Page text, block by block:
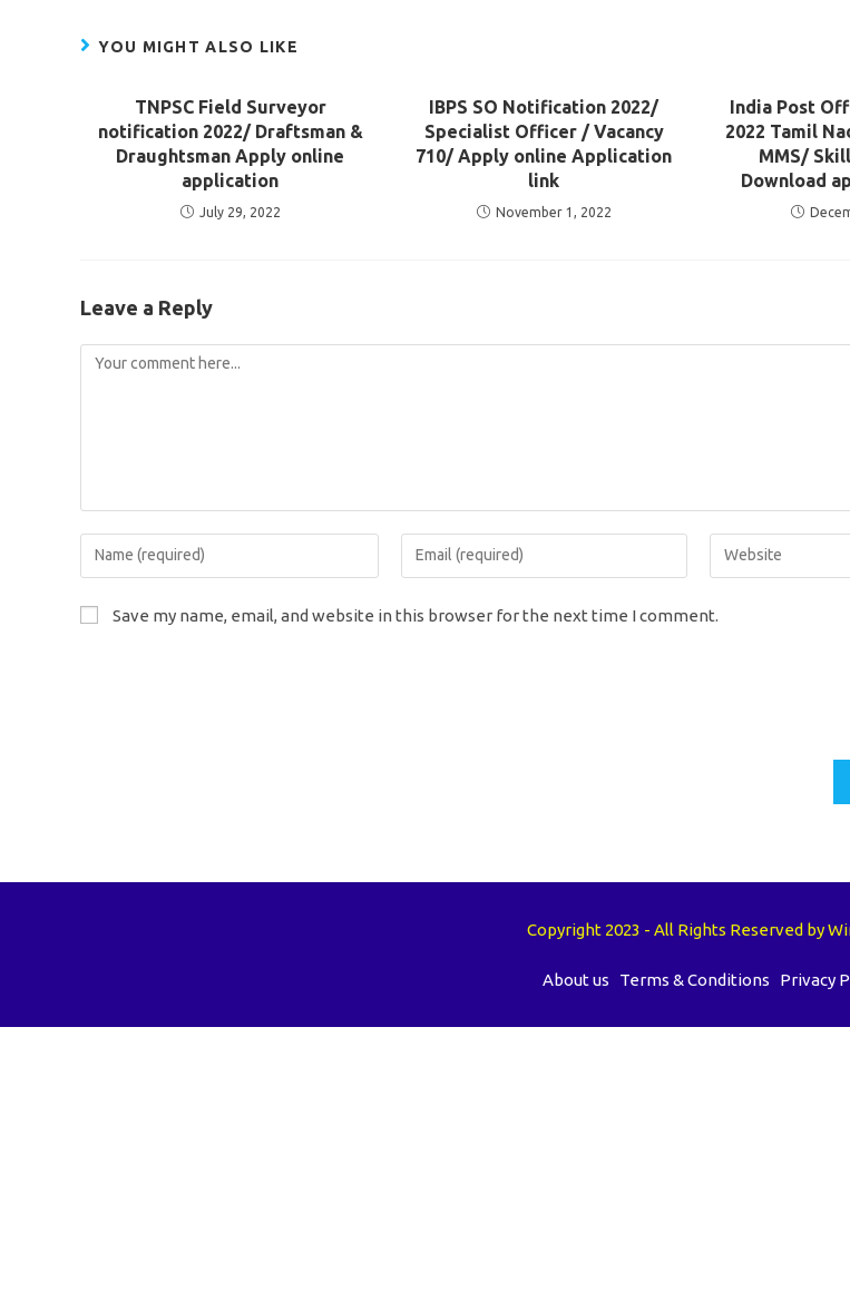
YOU MIGHT ALSO LIKE
TNPSC Field Surveyor
notification 2022/ Draftsman &
Draughtsman Apply online
application
July 29, 2022
IBPS SO Notification 2022/
Specialist Officer / Vacancy
710/ Apply online Application
link
November 1, 2022
India Post
2022 Tamil
MMS/
Download
Leave a Reply
Comment
Enter
your
or
Enter
your
Enter
your
Save my name, email, and website in this browser for the next time I comment.
Copyright 2023 - All Rights Reserved by
About us Terms & Conditions Privacy